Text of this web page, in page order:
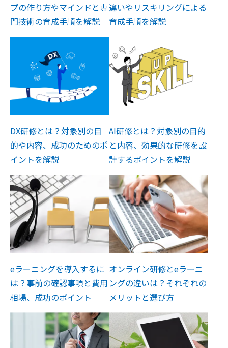
プの作り方やマインドと専
門技術の育成手順を解説
違いやリスキリングによる
育成手順を解説
DX研修とは？対象別の目
的や内容、成功のためのポ
イントを解説
AI研修とは？対象別の目的
と内容、効果的な研修を設
計するポイントを解説
eラーニングを導入するに
は？事前の確認事項と費用
相場、成功のポイント
オンライン研修とeラーニ
ングの違いは？それぞれの
メリットと選び方